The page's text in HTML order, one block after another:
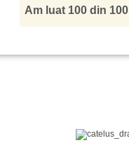
Am luat 100 din 100